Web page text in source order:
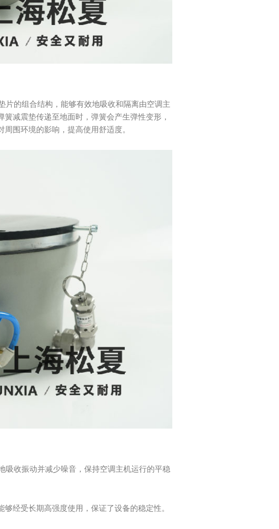
片的组合结构，能够有效地吸收和隔离由空调主
减震垫传递至地面时，弹簧会产生弹性变形，
围环境的影响，提高使用舒适度。
吸收振动并减少噪音，保持空调主机运行的平稳
经受长期高强度使用，保证了设备的稳定性。